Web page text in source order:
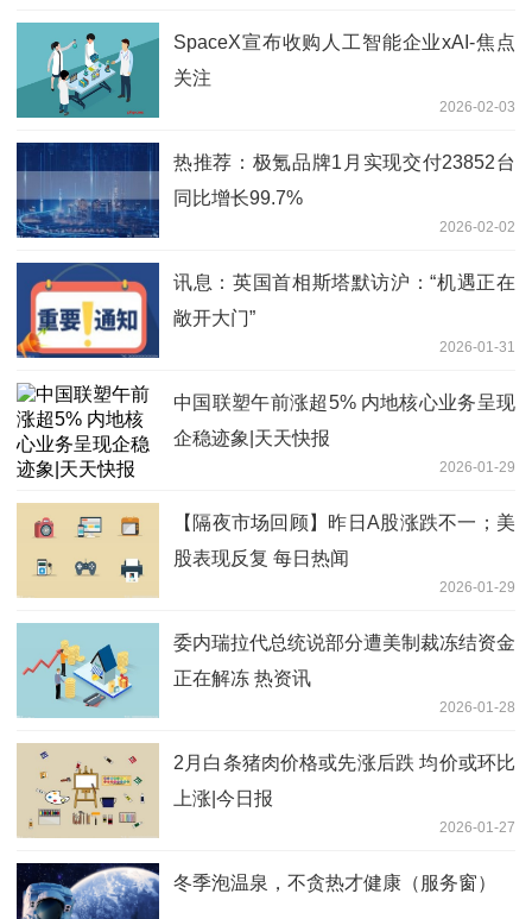
SpaceX宣布收购人工智能企业xAI-焦点
关注
2026-02-03
热推荐：极氪品牌1月实现交付23852台
同比增长99.7%
2026-02-02
讯息：英国首相斯塔默访沪：“机遇正在
敞开大门”
2026-01-31
中国联塑午前涨超5% 内地核心业务呈现
企稳迹象|天天快报
2026-01-29
【隔夜市场回顾】昨日A股涨跌不一；美
股表现反复 每日热闻
2026-01-29
委内瑞拉代总统说部分遭美制裁冻结资金
正在解冻 热资讯
2026-01-28
2月白条猪肉价格或先涨后跌 均价或环比
上涨|今日报
2026-01-27
冬季泡温泉，不贪热才健康（服务窗）